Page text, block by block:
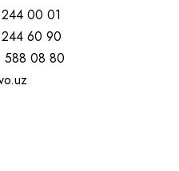
00 01
60 90
588 08 80